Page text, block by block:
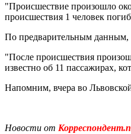
"Происшествие произошло
происшествия 1 человек
По предварительным данным,
"После происшествия
известно об 11 пассажирах,
Напомним, вчера во
Новости от